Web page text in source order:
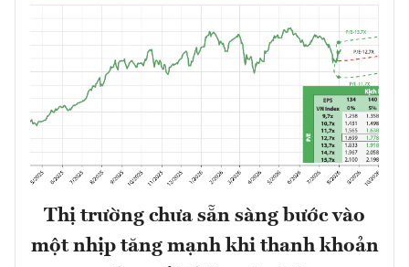
Thị trường chưa sẵn sàng bước vào
một nhịp tăng mạnh khi thanh khoản